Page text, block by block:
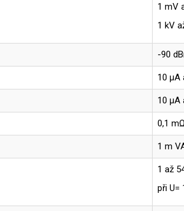
1 mV
1 kV
-90
10 µA
10 µA
0,1
1 m
1 až
při U=